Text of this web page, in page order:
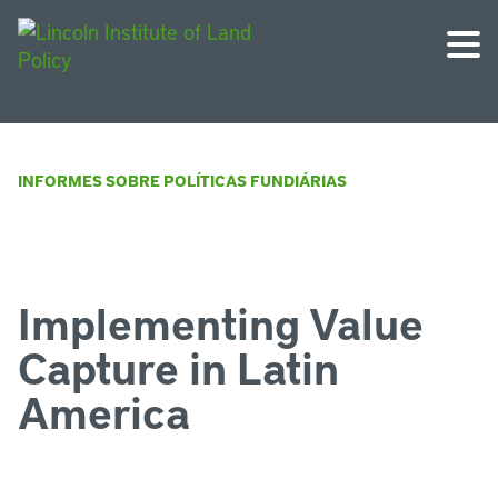
INFORMES SOBRE POLÍTICAS FUNDIÁRIAS
Implementing Value
Capture in Latin
America